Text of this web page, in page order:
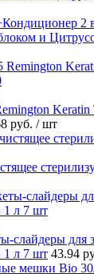
2
и
Keratin
руб. / шт
слайдеры для
1 л 7 шт 43.94